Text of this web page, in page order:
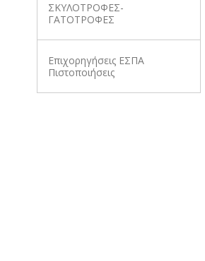
ΣΚΥΛΟΤΡΟΦΕΣ-
ΓΑΤΟΤΡΟΦΕΣ
Επιχορηγήσεις ΕΣΠΑ
Πιστοποιήσεις